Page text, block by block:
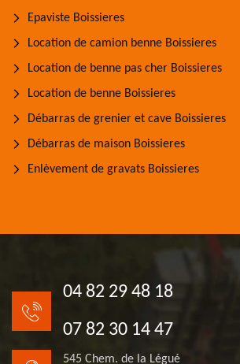
Epaviste Boissieres
Location de camion benne Boissieres
Location de benne pas cher Boissieres
Location de benne Boissieres
Débarras de grenier et cave Boissieres
Débarras de maison Boissieres
Enlèvement de gravats Boissieres
04 82 29 48 18
07 82 30 14 47
545 Chem. de la Légué